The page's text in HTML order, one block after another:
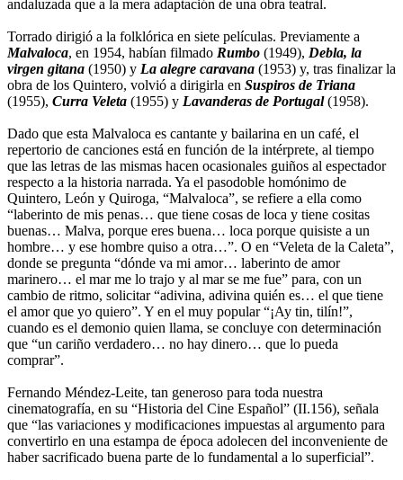
andaluzada que a la mera adaptación de una obra teatral.
Torrado dirigió a la folklórica en siete películas. Previamente a
Malvaloca, en 1954, habían filmado Rumbo (1949), Debla, la
virgen gitana (1950) y La alegre caravana (1953) y, tras finalizar la
obra de los Quintero, volvió a dirigirla en Suspiros de Triana
(1955), Curra Veleta (1955) y Lavanderas de Portugal(1958).
Dado que esta Malvaloca es cantante y bailarina en un café, el
repertorio de canciones está en función de la intérprete, al tiempo
que las letras de las mismas hacen ocasionales guiños al espectador
respecto a la historia narrada. Ya el pasodoble homónimo de
Quintero, León y Quiroga, “Malvaloca”, se refiere a ella como
“laberinto de mis penas… que tiene cosas de loca y tiene cositas
buenas… Malva, porque eres buena… loca porque quisiste a un
hombre… y ese hombre quiso a otra…”. O en “Veleta de la Caleta”,
donde se pregunta “dónde va mi amor… laberinto de amor
marinero… el mar me lo trajo y al mar se me fue” para, con un
cambio de ritmo, solicitar “adivina, adivina quién es… el que tiene
el amor que yo quiero”. Y en el muy popular “¡Ay tin, tilín!”,
cuando es el demonio quien llama, se concluye con determinación
que “un cariño verdadero… no hay dinero… que lo pueda
comprar”.
Fernando Méndez-Leite, tan generoso para toda nuestra
cinematografía, en su “Historia del Cine Español” (II.156), señala
que “las variaciones y modificaciones impuestas al argumento para
convertirlo en una estampa de época adolecen del inconveniente de
haber sacrificado buena parte de lo fundamental a lo superficial”.